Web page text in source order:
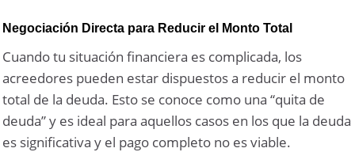
Negociación Directa para Reducir el Monto Total
Cuando tu situación financiera es complicada, los
acreedores pueden estar dispuestos a reducir el monto
total de la deuda. Esto se conoce como una “quita de
deuda” y es ideal para aquellos casos en los que la deuda
es significativa y el pago completo no es viable.